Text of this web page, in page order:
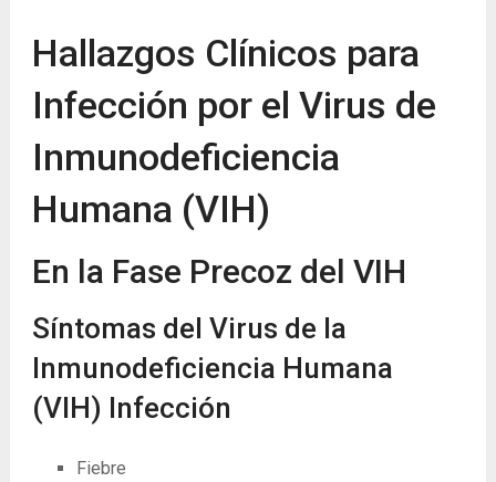
Hallazgos Clínicos para
Infección por el Virus de
Inmunodeficiencia
Humana (VIH)
En la Fase Precoz del VIH
Síntomas del Virus de la
Inmunodeficiencia Humana
(VIH) Infección
Fiebre